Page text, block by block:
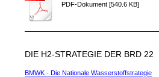
PDF-Dokument [540.6 KB]
DIE H2-STRATEGIE DER BRD 22
BMWK - Die Nationale Wasserstoffstrategie